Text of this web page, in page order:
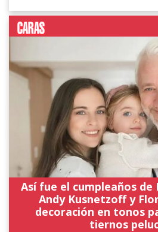
Así fue el cumpleaños de
Andy Kusnetzoff y
decoración en tonos
tiernos